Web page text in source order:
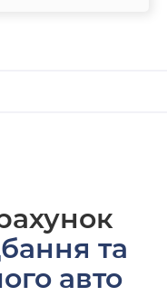
та
авто